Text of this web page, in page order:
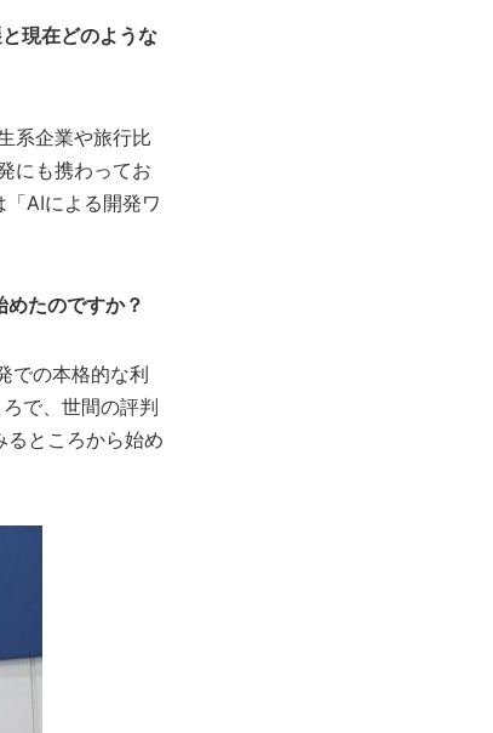
現在どのような
系企業や旅行比
にも携わってお
AIによる開発ワ
たのですか？
での本格的な利
で、世間の評判
ところから始め